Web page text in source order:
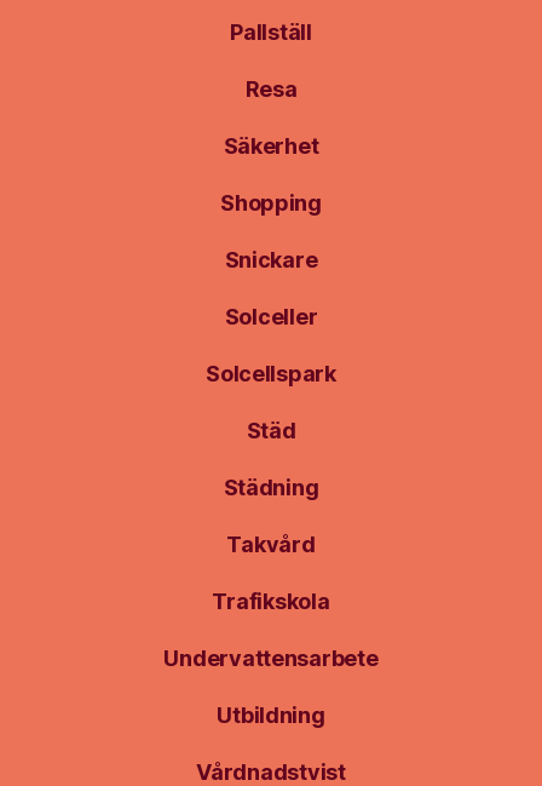
Pallställ
Resa
Säkerhet
Shopping
Snickare
Solceller
Solcellspark
Städ
Städning
Takvård
Trafikskola
Undervattensarbete
Utbildning
Vårdnadstvist